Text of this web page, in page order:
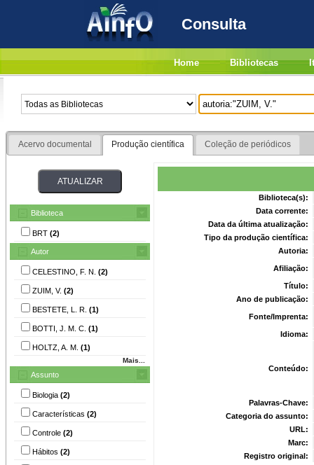
Consulta
Home Bibliotecas
Acervo documental Produção científica Coleção de periódicos
Biblioteca
BRT (2)
Autor
CELESTINO, F. N. (2)
ZUIM, V. (2)
BESTETE, L. R. (1)
BOTTI, J. M. C. (1)
HOLTZ, A. M. (1)
Mais...
Assunto
Biologia (2)
Características (2)
Controle (2)
Hábitos (2)
Biblioteca(s):
Data corrente:
Data da última atualização:
Tipo da produção científica:
Autoria:
Afiliação:
Título:
Ano de publicação:
Fonte/Imprenta:
Idioma:
Conteúdo:
Palavras-Chave:
Categoria do assunto:
URL:
Marc:
Registro original: